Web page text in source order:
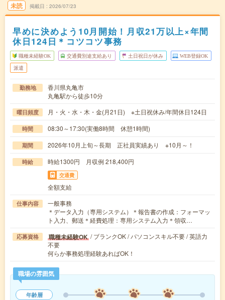
未読 掲載日 2026/07/23
早めに決めよう10月開始！月収21万以上×年間
休日124日＊コツコツ事務
職種未経験OK 交通費別途支給あり 土日祝日が休み WEB登録OK
派遣
勤務地
香川県丸亀市
丸亀駅から徒歩10分
曜日頻度 月・火・水・木・金(月21日) ※土日祝休み/年間休日124日
時間 08:30～17:30(実働8時間 休憩1時間)
期間 2026年10月上旬～長期 正社員実績あり ※10月～！
時給 時給1300円 月収例 218,400円
交通費
全額支給
仕事内容
一般事務
＊データ入力（専用システム）＊報告書の作成：フォーマッ
ト入力、郵送＊経費処理：専用システム入力＊領収…
応募資格 職種未経験OK / ブランクOK / パソコンスキル不要 / 英語力
不要
何らか事務処理経験あればOK！
職場の雰囲気
年齢層